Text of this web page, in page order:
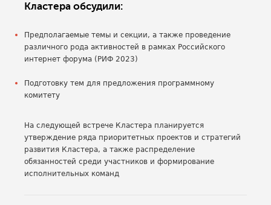
Кластера обсудили:
Предполагаемые темы и секции, а также проведение
различного рода активностей в рамках Российского
интернет форума (РИФ 2023)
Подготовку тем для предложения программному
комитету
На следующей встрече Кластера планируется
утверждение ряда приоритетных проектов и стратегий
развития Кластера, а также распределение
обязанностей среди участников и формирование
исполнительных команд